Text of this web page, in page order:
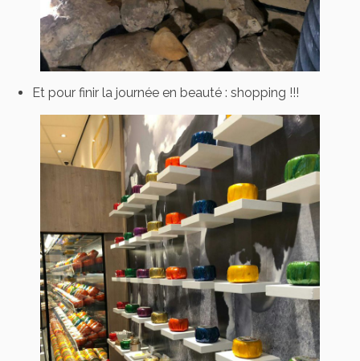
Et pour finir la journée en beauté : shopping !!!